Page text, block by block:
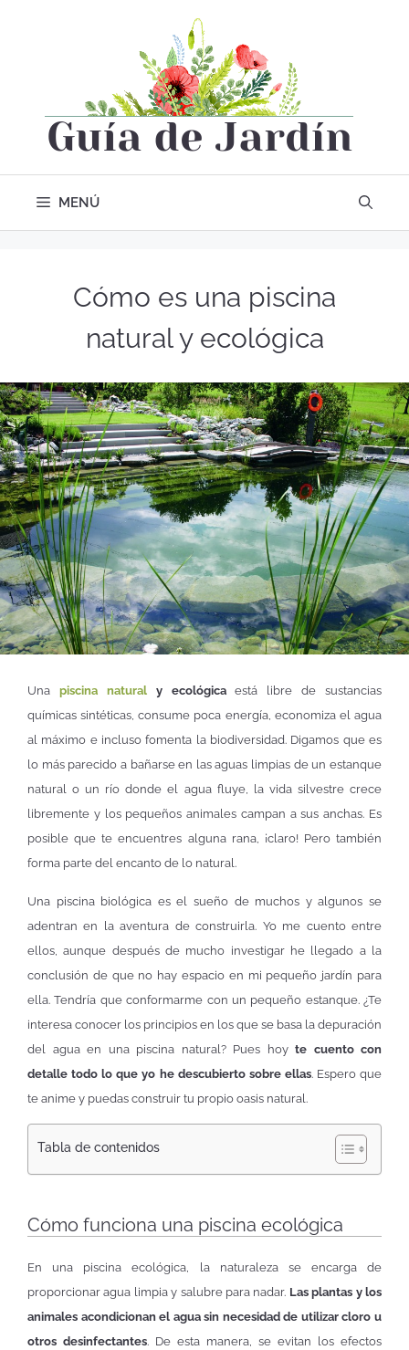
MENÚ
Cómo es una piscina
natural y ecológica
Una piscina naturaly ecológicaestá libre de sustancias
químicas sintéticas, consume poca energía, economiza el agua
al máximo e incluso fomenta la biodiversidad. Digamos que es
lo más parecido a bañarse en las aguas limpias de un estanque
natural o un río donde el agua fluye, la vida silvestre crece
libremente y los pequeños animales campan a sus anchas. Es
posible que te encuentres alguna rana, ¡claro! Pero también
forma parte del encanto de lo natural.
Una piscina biológica es el sueño de muchos y algunos se
adentran en la aventura de construirla. Yo me cuento entre
ellos, aunque después de mucho investigar he llegado a la
conclusión de que no hay espacio en mi pequeño jardín para
ella. Tendría que conformarme con un pequeño estanque. ¿Te
interesa conocer los principios en los que se basa la depuración
del agua en una piscina natural? Pues hoy te cuento con
detalle todo lo que yo he descubierto sobre ellas. Espero que
te anime y puedas construir tu propio oasis natural.
Tabla de contenidos
Cómo funciona una piscina ecológica
En una piscina ecológica, la naturaleza se encarga de
proporcionar agua limpia y salubre para nadar. Las plantas y los
animales acondicionan el agua sin necesidad de utilizar cloro u
otros desinfectantes. De esta manera, se evitan los efectos